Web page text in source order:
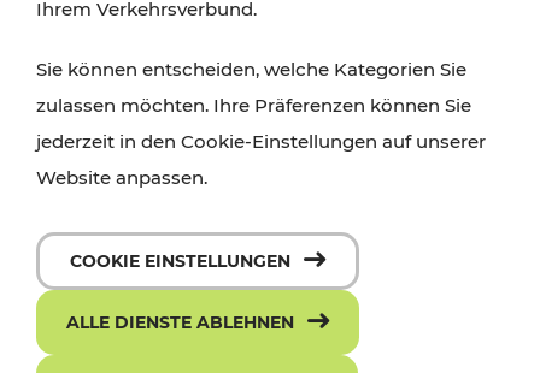
Ihrem Verkehrsverbund.
Sie können entscheiden, welche Kategorien Sie
zulassen möchten. Ihre Präferenzen können Sie
jederzeit in den Cookie-Einstellungen auf unserer
Website anpassen.
COOKIE EINSTELLUNGEN
ALLE DIENSTE ABLEHNEN